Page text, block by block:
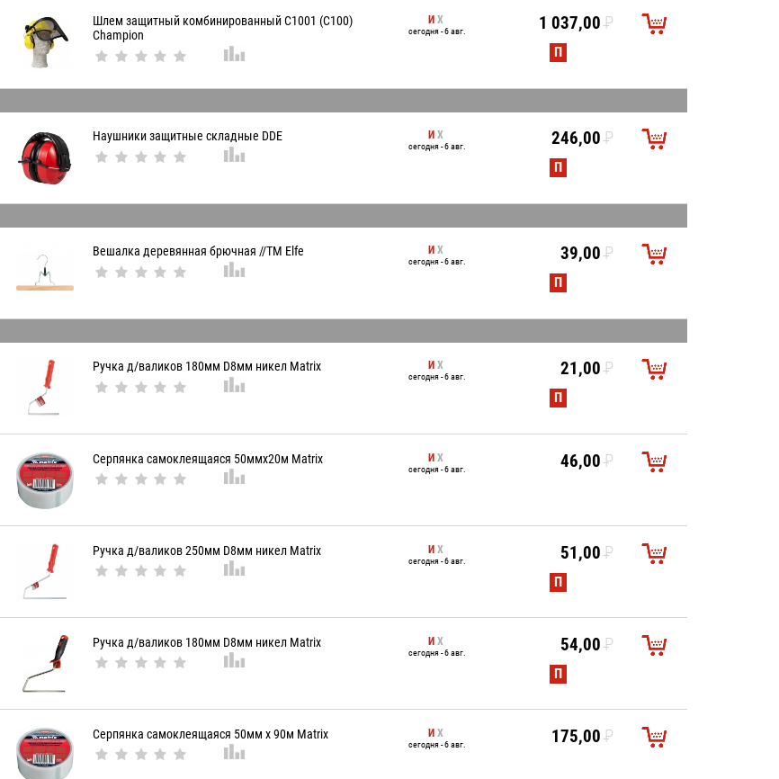
Шлем защитный комбинированный С1001 (C100)
Champion
И Х
сегодня - 6 авг. 1 037,00P
П
Наушники защитные складные DDE И Х
сегодня - 6 авг. 246,00P
П
Вешалка деревянная брючная //ТМ Elfe И Х
сегодня - 6 авг. 39,00P
П
Ручка д/валиков 180мм D8мм никел Matrix И Х
сегодня - 6 авг. 21,00P
П
Серпянка самоклеящаяся 50ммx20м Matrix И Х
сегодня - 6 авг. 46,00P
Ручка д/валиков 250мм D8мм никел Matrix И Х
сегодня - 6 авг. 51,00P
П
Ручка д/валиков 180мм D8мм никел Matrix И Х
сегодня - 6 авг. 54,00P
П
Серпянка самоклеящаяся 50мм х 90м Matrix И Х
сегодня - 6 авг. 175,00P